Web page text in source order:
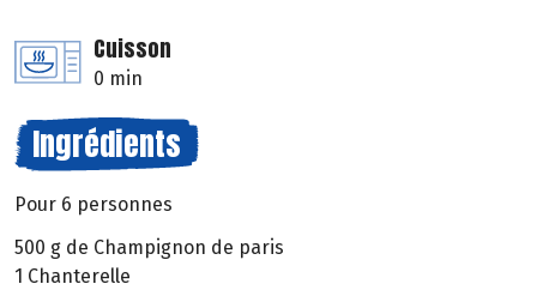
Cuisson
0 min
Ingrédients
Pour 6 personnes
500 g de Champignon de paris
1 Chanterelle